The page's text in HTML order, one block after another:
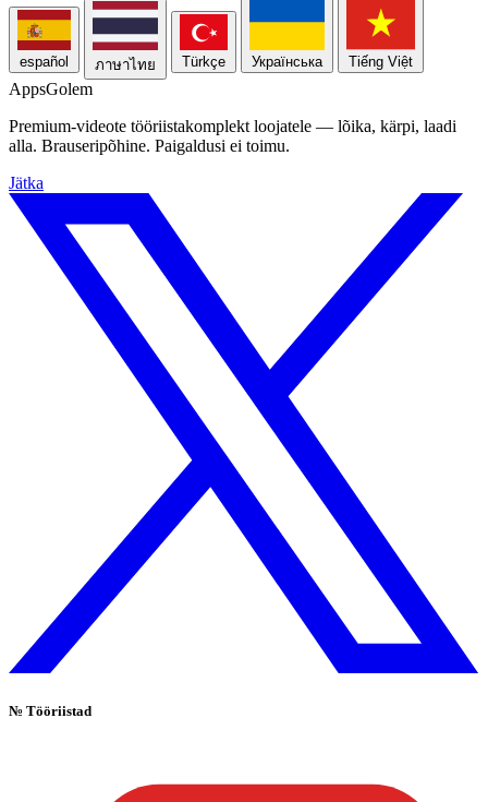
español ภาษาไทย Türkçe Українська Tiếng Việt
AppsGolem
Premium-videote tööriistakomplekt loojatele — lõika, kärpi, laadi
alla. Brauseripõhine. Paigaldusi ei toimu.
Jätka
№ Tööriistad